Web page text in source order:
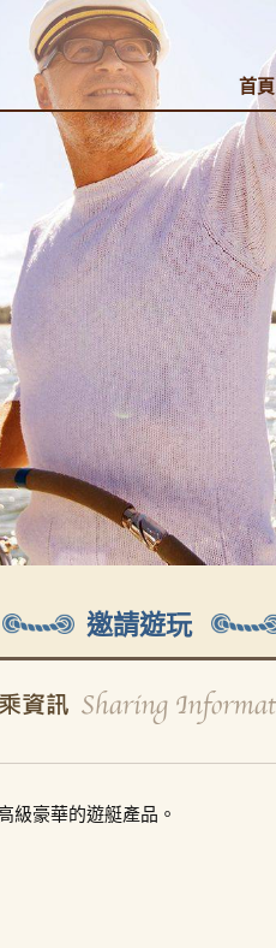
首頁
邀請遊玩
級豪華的遊艇產品。